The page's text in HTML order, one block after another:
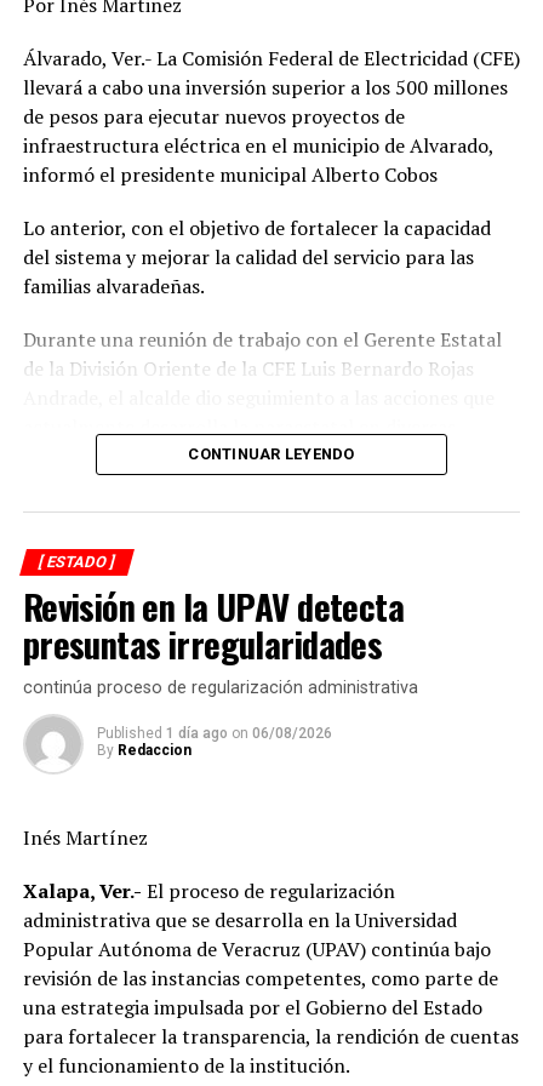
Álvarado, Ver.- La Comisión Federal de Electricidad (CFE)
llevará a cabo una inversión superior a los 500 millones
de pesos para ejecutar nuevos proyectos de
infraestructura eléctrica en el municipio de Alvarado,
informó el presidente municipal Alberto Cobos
Lo anterior, con el objetivo de fortalecer la capacidad
del sistema y mejorar la calidad del servicio para las
familias alvaradeñas.
Durante una reunión de trabajo con el Gerente Estatal
de la División Oriente de la CFE Luis Bernardo Rojas
comunidades, colonias y la zona centro de la
mantenimiento, modernización y fortalecimiento de la
red eléctrica.
En ese sentido, el representante de CFE informó que las
interrupciones programadas en el suministro de energía
registradas en los últimos días obedecen a maniobras
técnicas indispensables para la ejecución de estas obras,
las cuales permitirán brindar un servicio más eficiente,
confiable y de mayor calidad.
acuerdos alcanzados destaca la continuidad de los
trabajos de sustitución de postes, renovación de líneas
eléctricas y cambio de transformadores, acciones que
forman parte del programa de modernización de la
infraestructura eléctrica que impulsa la CFE en el
municipio.
Destacó que, en apenas siete meses, la inversión ejercida
por la Comisión Federal de Electricidad en Alvarado
CONTINUAR LEYENDO
[ ESTADO ]
Revisión en la UPAV detecta
presuntas irregularidades
continúa proceso de regularización administrativa
Published 1 día ago on 06/08/2026
By Redaccion
Inés Martínez
Xalapa, Ver.- El proceso de regularización
administrativa que se desarrolla en la Universidad
Popular Autónoma de Veracruz (UPAV) continúa bajo
revisión de las instancias competentes, como parte de
una estrategia impulsada por el Gobierno del Estado
para fortalecer la transparencia, la rendición de cuentas
y el funcionamiento de la institución.